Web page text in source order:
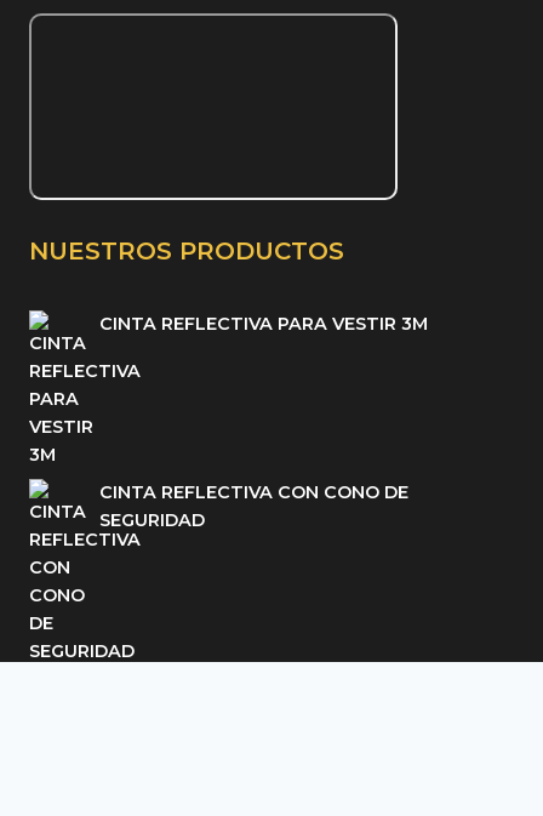
NUESTROS PRODUCTOS
CINTA REFLECTIVA PARA VESTIR 3M
CINTA REFLECTIVA CON CONO DE
SEGURIDAD